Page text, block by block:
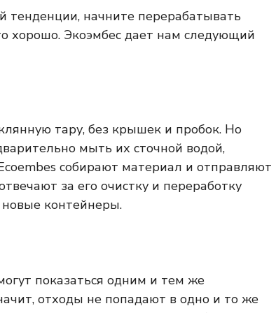
тенденции, начните перерабатывать
хорошо. Экоэмбес дает нам следующий
тару, без крышек и пробок. Но
мыть их сточной водой,
собирают материал и отправляют
за его очистку и переработку
новые контейнеры.
показаться одним и тем же
отходы не попадают в одно и то же